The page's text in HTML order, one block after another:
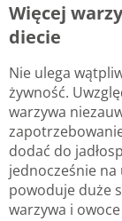
Więcej
diecie
Nie ulega
żywność.
warzywa
dodać do
jednocześnie
powoduje duże
warzywa i